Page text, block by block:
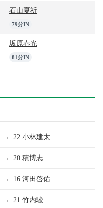
石山夏祈
79分IN
坂原春光
81分IN
→ 22. 小林建太
→ 20. 積博志
→ 16. 河田啓佑
→ 21. 竹内駿